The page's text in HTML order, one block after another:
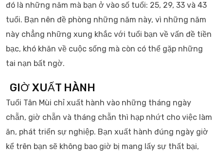
đó là những năm mà bạn ở vào số tuổi: 25, 29, 33 và 43
tuổi. Bạn nên đề phòng những năm này, vì những năm
này chẳng những xung khắc với tuổi bạn về vấn đề tiền
bạc, khó khăn về cuộc sống mà còn có thể gặp những
tai nạn bất ngờ.
GIỜ XUẤT HÀNH
Tuổi Tân Mùi chỉ xuất hành vào những tháng ngày
chẵn, giờ chẵn và tháng chẵn thì hạp nhứt cho việc làm
ăn, phát triển sự nghiệp. Bạn xuất hành đúng ngày giờ
kể trên bạn sẽ không bao giờ bị mang lấy sự thất bại,